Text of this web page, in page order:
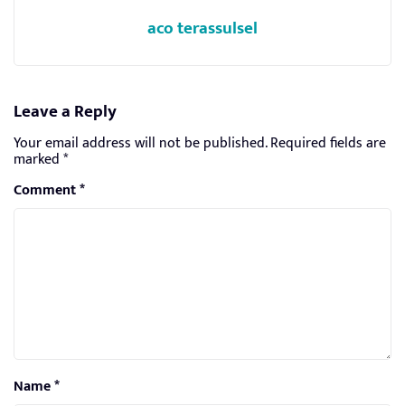
aco terassulsel
Leave a Reply
Your email address will not be published.Required fields are
marked*
Comment*
Name*